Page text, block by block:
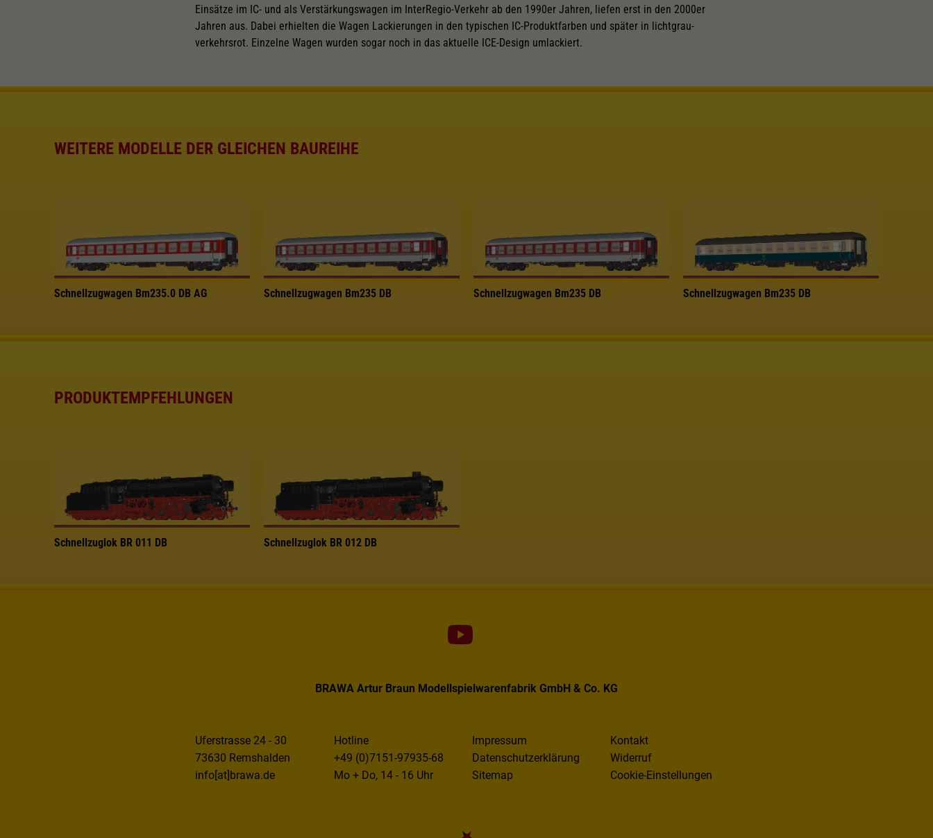
Einsätze im IC- und als Verstärkungswagen im InterRegio-Verkehr ab den 1990er Jahren, liefen erst in den 2000er
Jahren aus. Dabei erhielten die Wagen Lackierungen in den typischen IC-Produktfarben und später in lichtgrau-
verkehrsrot. Einzelne Wagen wurden sogar noch in das aktuelle ICE-Design umlackiert.
WEITERE MODELLE DER GLEICHEN BAUREIHE
Schnellzugwagen Bm235.0 DB AG Schnellzugwagen Bm235 DB Schnellzugwagen Bm235 DB Schnellzugwagen Bm235 DB
PRODUKTEMPFEHLUNGEN
Schnellzuglok BR 011 DB Schnellzuglok BR 012 DB
BRAWA Artur Braun Modellspielwarenfabrik GmbH & Co. KG
Uferstrasse 24 - 30
73630 Remshalden
info[at]brawa.de
Hotline
+49 (0)7151-97935-68
Mo + Do, 14 - 16 Uhr
Impressum
Datenschutzerklärung
Sitemap
Kontakt
Widerruf
Cookie-Einstellungen